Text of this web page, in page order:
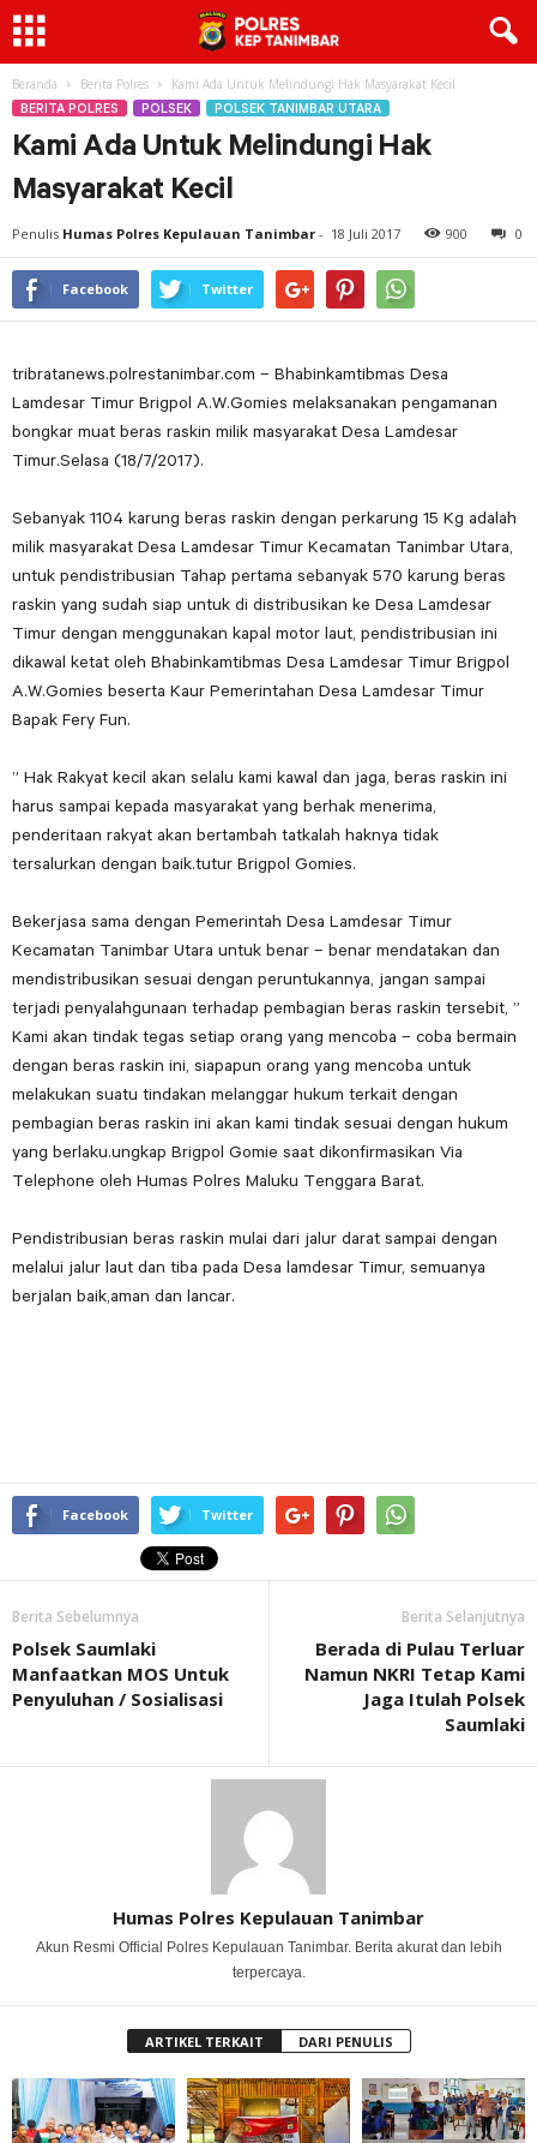
Beranda Berita Polres Kami Ada Untuk Melindungi Hak Masyarakat Kecil
BERITA POLRES POLSEK POLSEK TANIMBAR UTARA
Kami Ada Untuk Melindungi Hak
Masyarakat Kecil
Penulis Humas Polres Kepulauan Tanimbar - 18 Juli 2017 900 0
Facebook Twitter
tribratanews.polrestanimbar.com – Bhabinkamtibmas Desa
Lamdesar Timur Brigpol A.W.Gomies melaksanakan pengamanan
bongkar muat beras raskin milik masyarakat Desa Lamdesar
Timur.Selasa (18/7/2017).
Sebanyak 1104 karung beras raskin dengan perkarung 15 Kg adalah
milik masyarakat Desa Lamdesar Timur Kecamatan Tanimbar Utara,
untuk pendistribusian Tahap pertama sebanyak 570 karung beras
raskin yang sudah siap untuk di distribusikan ke Desa Lamdesar
Timur dengan menggunakan kapal motor laut, pendistribusian ini
dikawal ketat oleh Bhabinkamtibmas Desa Lamdesar Timur Brigpol
A.W.Gomies beserta Kaur Pemerintahan Desa Lamdesar Timur
Bapak Fery Fun.
” Hak Rakyat kecil akan selalu kami kawal dan jaga, beras raskin ini
harus sampai kepada masyarakat yang berhak menerima,
penderitaan rakyat akan bertambah tatkalah haknya tidak
tersalurkan dengan baik.tutur Brigpol Gomies.
Bekerjasa sama dengan Pemerintah Desa Lamdesar Timur
Kecamatan Tanimbar Utara untuk benar – benar mendatakan dan
mendistribusikan sesuai dengan peruntukannya, jangan sampai
terjadi penyalahgunaan terhadap pembagian beras raskin tersebit, ”
Kami akan tindak tegas setiap orang yang mencoba – coba bermain
dengan beras raskin ini, siapapun orang yang mencoba untuk
melakukan suatu tindakan melanggar hukum terkait dengan
pembagian beras raskin ini akan kami tindak sesuai dengan hukum
yang berlaku.ungkap Brigpol Gomie saat dikonfirmasikan Via
Telephone oleh Humas Polres Maluku Tenggara Barat.
Pendistribusian beras raskin mulai dari jalur darat sampai dengan
melalui jalur laut dan tiba pada Desa lamdesar Timur, semuanya
berjalan baik,aman dan lancar.
Facebook Twitter
Berita Sebelumnya
Polsek Saumlaki
Manfaatkan MOS Untuk
Penyuluhan / Sosialisasi
Berita Selanjutnya
Berada di Pulau Terluar
Namun NKRI Tetap Kami
Jaga Itulah Polsek
Saumlaki
Humas Polres Kepulauan Tanimbar
Akun Resmi Official Polres Kepulauan Tanimbar. Berita akurat dan lebih
terpercaya.
ARTIKEL TERKAIT DARI PENULIS